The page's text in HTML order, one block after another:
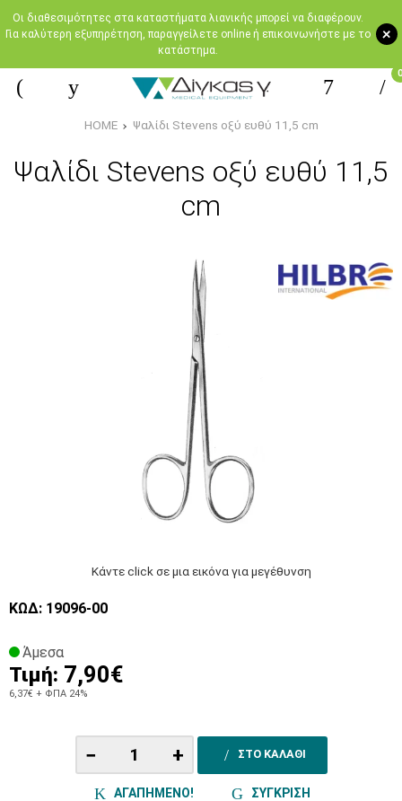
+
Oι διαθεσιμότητες στα καταστήματα λιανικής μπορεί να διαφέρουν.
Για καλύτερη εξυπηρέτηση, παραγγείλετε online ή επικοινωνήστε με το
κατάστημα.
0
HOME Ψαλίδι Stevens οξύ ευθύ 11,5 cm
Ψαλίδι Stevens οξύ ευθύ 11,5
cm
Κάντε click σε μια εικόνα για μεγέθυνση
ΚΩΔ: 19096-00
Άμεσα
Τιμή: 7,90€
6,37€ + ΦΠΑ 24%
− + ΣΤΟ ΚΑΛΑΘΙ
ΑΓΑΠΗΜΕΝΟ! ΣΥΓΚΡΙΣΗ